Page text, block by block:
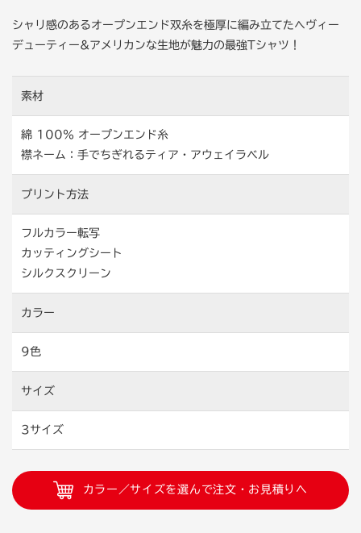
シャリ感のあるオープンエンド双糸を極厚に編み立てたヘヴィー
デューティー&アメリカンな生地が魅力の最強Tシャツ！
素材
綿 100％ オープンエンド糸
襟ネーム：手でちぎれるティア・アウェイラベル
プリント方法
フルカラー転写
カッティングシート
シルクスクリーン
カラー
9色
サイズ
3サイズ
カラー／サイズを選んで注文・お見積りへ